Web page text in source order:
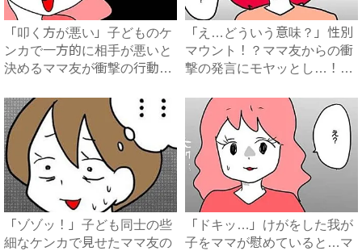
「叩く方が悪い」子どものケ
ンカで一方的に相手が悪いと
決めるママ友が衝撃の行動を
「え…どういう意味？」性別
マウント！？ママ友からの衝
撃の発言にモヤッとし…！
「ゾゾッ！」子ども同士の些
細なケンカで見せたママ友の
「ドキッ…」けがをした我が
子をママが慰めていると…マ